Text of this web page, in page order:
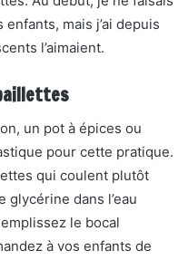
mais j’ai depuis
l’aimaient.
un pot à épices ou
pour cette pratique.
qui coulent plutôt
glycérine dans l’eau
le bocal
à vos enfants de